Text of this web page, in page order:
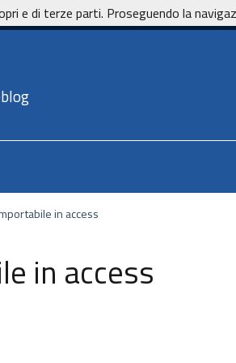
in access
in access
e di terze parti. Proseguendo la